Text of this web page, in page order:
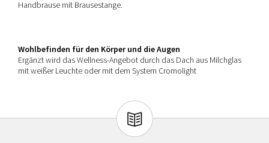
Handbrause mit Brausestange.
Wohlbefinden für den Körper und die Augen
Ergänzt wird das Wellness-Angebot durch das Dach aus Milchglas
mit weißer Leuchte oder mit dem System Cromolight